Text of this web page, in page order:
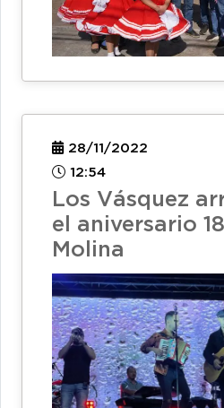
28/11/2022
12:54
Los Vásquez
el aniversario
Molina